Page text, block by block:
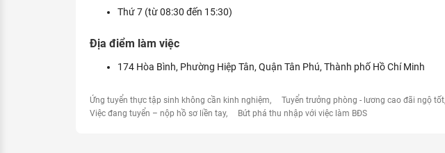
Thứ 7 (từ 08:30 đến 15:30)
Địa điểm làm việc
174 Hòa Bình, Phường Hiệp Tân, Quận Tân Phú, Thành phố Hồ Chí Minh
Ứng tuyển thực tập sinh không cần kinh nghiệm Tuyển trưởng phòng - lương cao đãi ngộ tốt
Việc đang tuyển – nộp hồ sơ liền tay
Bứt phá thu nhập với việc làm BĐS